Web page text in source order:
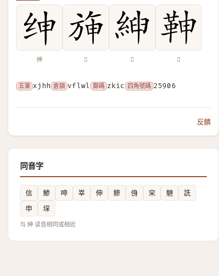
绅 𣃵 𦁴 𩉼
五筆 xjhh 倉頡 vflwl 鄭碼 zkic 四角號碼 25906
反饋
同音字
信 鯵 呻 峷 伸 鲹 㑗 穼 䰠
詵
申
堔
与 紳 读音相同或相近